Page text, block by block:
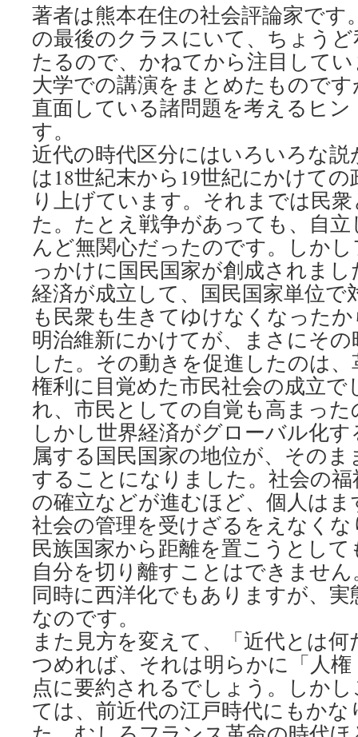
キ
ッ
プ
著者は熊本在住の社会評論家です
の最後のクラスにいて、ちょう
たるので、かねてから注目して
大学での講演をまとめたもので
直面している諸問題を考えるヒ
す。
近代の時代区分にはいろいろな
は18世紀末から19世紀にかけて
り上げています。それまでは民
た。たとえ戦争があっても、自
んど無関心だったのです。しか
っかけに国民国家が創成されま
経済が成立して、国民国家単位で
も民衆も生きてゆけなくなった
明治維新にかけてが、まさにそ
した。その動きを促進したのは
権利に目覚めた市民社会の成立で
れ、市民としての自覚も高まっ
しかし世界経済がグローバル化
属する国民国家の地位が、その
することになりました。社会の
の確立などが進むほど、個人は
社会の管理を受けざるをえなく
民族国家から距離を置こうとし
自分を切り離すことはできませ
同時に西洋化でもありますが、
なのです。
また見方を変えて、「近代とは
つめれば、それは明らかに「人権
点に要約されるでしょう。しか
ては、前近代の江戸時代にもか